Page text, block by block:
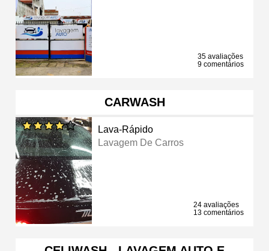
35 avaliações
9 comentários
CARWASH
Lava-Rápido
Lavagem De Carros
24 avaliações
13 comentários